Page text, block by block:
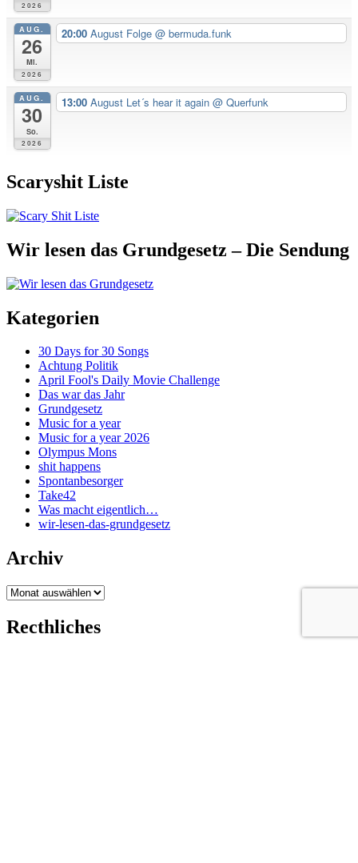
2026
AUG.
26
Mi.
2026
20:00 August Folge @ bermuda.funk
AUG.
30
So.
2026
13:00 August Let´s hear it again @ Querfunk
Scaryshit Liste
Wir lesen das Grundgesetz – Die Sendung
Kategorien
30 Days for 30 Songs
Achtung Politik
April Fool's Daily Movie Challenge
Das war das Jahr
Grundgesetz
Music for a year
Music for a year 2026
Olympus Mons
shit happens
Spontanbesorger
Take42
Was macht eigentlich…
wir-lesen-das-grundgesetz
Archiv
Archiv
Recthliches